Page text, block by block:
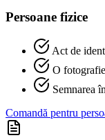
Persoane fizice
Act de
O
Semnarea
Comandă pentru